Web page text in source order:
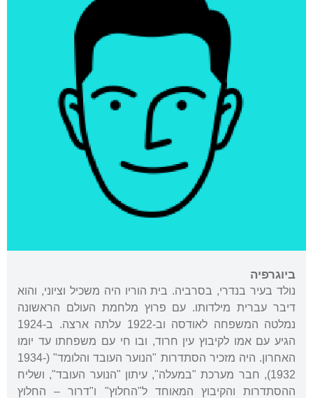
ביוגרפיה
נולד בעיר בנדרי, בסרביה. בית הוריו היה משכיל וציוני, והוא
דיבר עברית מילדותו. עם פרוץ מלחמת העולם הראשונה
נמלטה המשפחה לאודסה וב-1922 עלתה ארצה. ב-1924
הגיע עם אמו לקיבוץ עין חרוד, ובו חי עם משפחתו עד יומו
האחרון. היה מזכיר הסתדרות "הנוער העובד והלומד" (1934-
1932), חבר מערכת "במעלה", עיתון "הנוער העובד", ושליח
ההסתדרות והקיבוץ המאוחד ל"החלוץ" ו"דרור – החלוץ